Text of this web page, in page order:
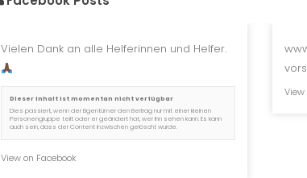
Vielen Dank an alle Helferinnen und Helfer.
Dieser Inhalt ist momentan nicht verfügbar
Dies passiert, wenn der Eigentümer den Beitrag nur mit einer kleinen
Personengruppe teilt oder er geändert hat, wer ihn sehen kann. Es kann
auch sein, dass der Content inzwischen gelöscht wurde.
View on Facebook
View